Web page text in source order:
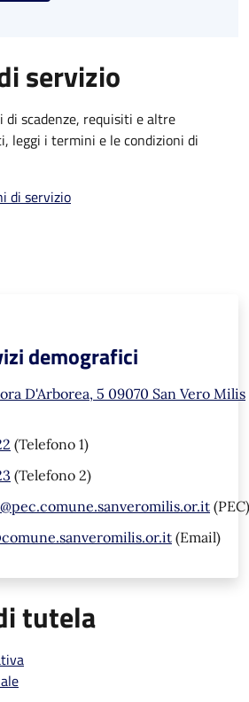
servizio
di scadenze, requisiti e altre
leggi i termini e le condizioni di
di servizio
demografici
D'Arborea, 5 09070 San Vero Milis
(Telefono 1)
(Telefono 2)
(PEC)
(Email)
tutela